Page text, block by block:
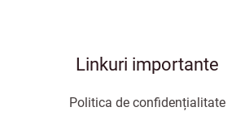
Linkuri importante
Politica de confidențialitate